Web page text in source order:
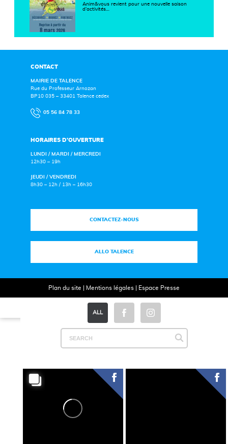
ALL
Anim&vous revient pour une nouvelle saison
d’activités…
CONTACT
MAIRIE DE TALENCE
Rue du Professeur Arnozan
BP10 035 – 33401 Talence cedex
05 56 84 78 33
HORAIRES D’OUVERTURE
LUNDI / MARDI / MERCREDI
12h30 – 19h
JEUDI / VENDREDI
8h30 – 12h / 13h – 16h30
CONTACTEZ-NOUS
ALLO TALENCE
Plan du site Mentions légales| Espace Presse